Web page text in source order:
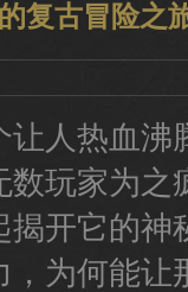
复古冒险之
人热血沸
玩家为之
揭开它的神
为何能让